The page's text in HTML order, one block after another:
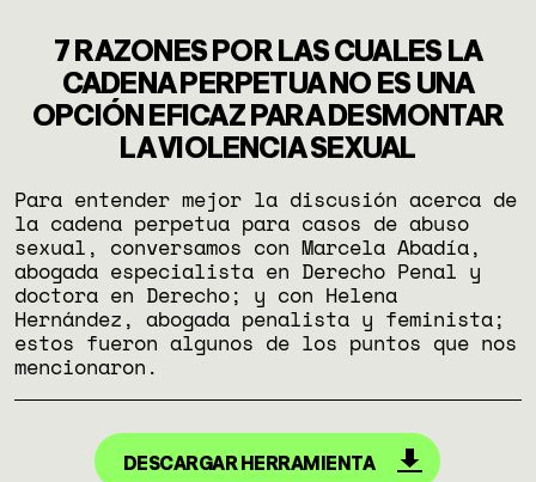
7 RAZONES POR LAS CUALES LA
CADENA PERPETUA NO ES UNA
OPCIÓN EFICAZ PARA DESMONTAR
LA VIOLENCIA SEXUAL
Para entender mejor la discusión acerca de
la cadena perpetua para casos de abuso
sexual, conversamos con Marcela Abadía,
abogada especialista en Derecho Penal y
doctora en Derecho; y con Helena
Hernández, abogada penalista y feminista;
estos fueron algunos de los puntos que nos
mencionaron.
DESCARGAR HERRAMIENTA